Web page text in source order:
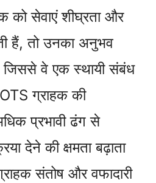
को सेवाएं शीघ्रता और
हैं, तो उनका अनुभव
जिससे वे एक स्थायी संबंध
ग्राहक की
प्रभावी ढंग से
देने की क्षमता बढ़ाता
संतोष और वफादारी